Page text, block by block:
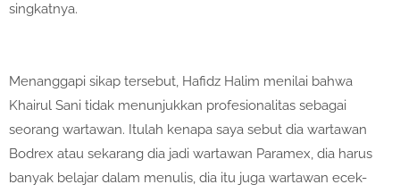
singkatnya.
Menanggapi sikap tersebut, Hafidz Halim menilai bahwa
Khairul Sani tidak menunjukkan profesionalitas sebagai
seorang wartawan. Itulah kenapa saya sebut dia wartawan
Bodrex atau sekarang dia jadi wartawan Paramex, dia harus
banyak belajar dalam menulis, dia itu juga wartawan ecek-